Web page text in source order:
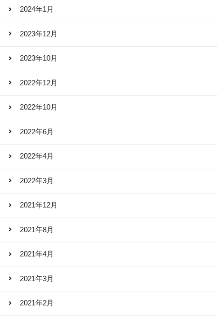
2024年1月
2023年12月
2023年10月
2022年12月
2022年10月
2022年6月
2022年4月
2022年3月
2021年12月
2021年8月
2021年4月
2021年3月
2021年2月